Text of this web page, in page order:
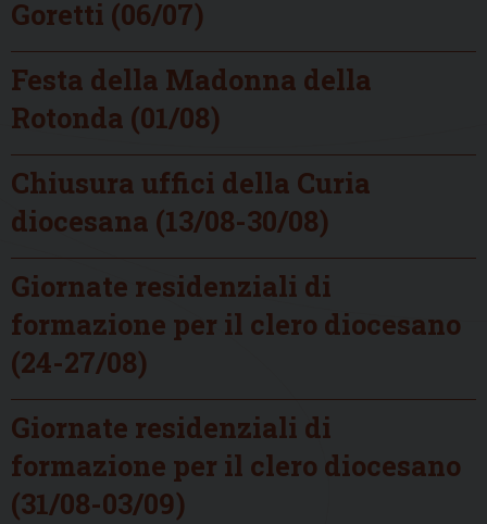
Goretti (06/07)
Festa della Madonna della
Rotonda (01/08)
Chiusura uffici della Curia
diocesana (13/08-30/08)
Giornate residenziali di
formazione per il clero diocesano
(24-27/08)
Giornate residenziali di
formazione per il clero diocesano
(31/08-03/09)